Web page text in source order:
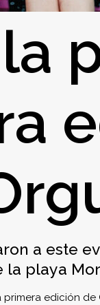
a este
playa
primera edición de